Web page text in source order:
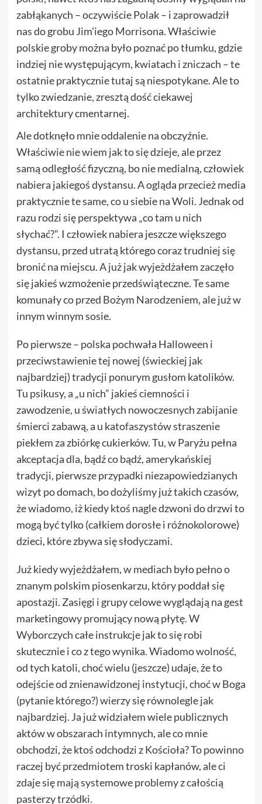
zabłąkanych – oczywiście Polak – i zaprowadził
nas do grobu Jim’iego Morrisona. Właściwie
polskie groby można było poznać po tłumku, gdzie
indziej nie występującym, kwiatach i zniczach – te
ostatnie praktycznie tutaj są niespotykane. Ale to
tylko zwiedzanie, zresztą dość ciekawej
architektury cmentarnej.
Ale dotknęło mnie oddalenie na obczyźnie.
Właściwie nie wiem jak to się dzieje, ale przez
samą odległość fizyczną, bo nie medialną, człowiek
nabiera jakiegoś dystansu. A ogląda przecież media
praktycznie te same, co u siebie na Woli. Jednak od
razu rodzi się perspektywa „co tam u nich
słychać?”. I człowiek nabiera jeszcze większego
dystansu, przed utratą którego coraz trudniej się
bronić na miejscu. A już jak wyjeżdżałem zaczęło
się jakieś wzmożenie przedświąteczne. Te same
komunały co przed Bożym Narodzeniem, ale już w
innym winnym sosie.
Po pierwsze – polska pochwała Halloween i
przeciwstawienie tej nowej (świeckiej jak
najbardziej) tradycji ponurym gusłom katolików.
Tu psikusy, a „u nich” jakieś ciemności i
zawodzenie, u światłych nowoczesnych zabijanie
śmierci zabawą, a u katofaszystów straszenie
piekłem za zbiórkę cukierków. Tu, w Paryżu pełna
akceptacja dla, bądź co bądź, amerykańskiej
tradycji, pierwsze przypadki niezapowiedzianych
wizyt po domach, bo dożyliśmy już takich czasów,
że wiadomo, iż kiedy ktoś nagle dzwoni do drzwi to
mogą być tylko (całkiem dorosłe i różnokolorowe)
dzieci, które zbywa się słodyczami.
Już kiedy wyjeżdżałem, w mediach było pełno o
znanym polskim piosenkarzu, który poddał się
apostazji. Zasięgi i grupy celowe wyglądają na gest
marketingowy promujący nową płytę. W
Wyborczych całe instrukcje jak to się robi
skutecznie i co z tego wynika. Wiadomo wolność,
od tych katoli, choć wielu (jeszcze) udaje, że to
odejście od znienawidzonej instytucji, choć w Boga
(pytanie którego?) wierzy się równolegle jak
najbardziej. Ja już widziałem wiele publicznych
aktów w obszarach intymnych, ale co mnie
obchodzi, że ktoś odchodzi z Kościoła? To powinno
raczej być przedmiotem troski kapłanów, ale ci
zdaje się mają systemowe problemy z całością
pasterzy trzódki.